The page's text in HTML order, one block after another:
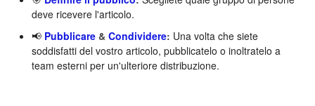
deve ricevere l'articolo.
📢 Pubblicare & Condividere: Una volta che siete
soddisfatti del vostro articolo, pubblicatelo o inoltratelo a
team esterni per un'ulteriore distribuzione.